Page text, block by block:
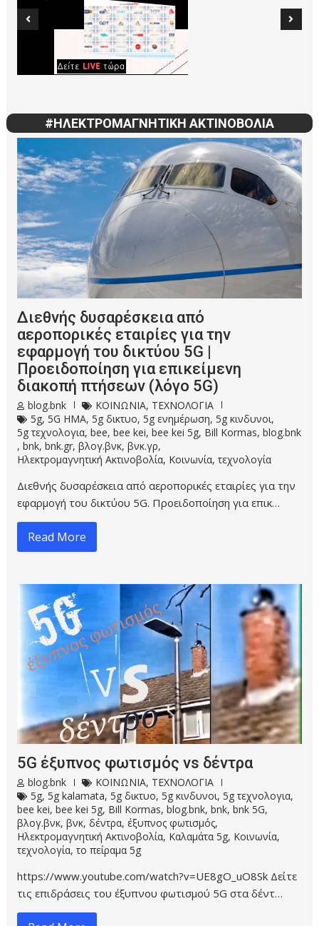
#ΗΛΕΚΤΡΟΜΑΓΝΗΤΙΚΗ ΑΚΤΙΝΟΒΟΛΙΑ
Διεθνής δυσαρέσκεια από
αεροπορικές εταιρίες για την
εφαρμογή του δικτύου 5G |
Προειδοποίηση για επικείμενη
διακοπή πτήσεων (λόγο 5G)
blog.bnk ΚΟΙΝΩΝΙΑ, ΤΕΧΝΟΛΟΓΙΑ
5g,5G HMA,5g δικτυο,5g ενημέρωση,5g κινδυνοι,
5g τεχνολογια,bee,bee kei,bee kei 5g, Bill Kormas,blog.bnk
,bnk,bnk.gr,βλογ.βνκ,βνκ.γρ,
Ηλεκτρομαγνητική Ακτινοβολία, Κοινωνία,τεχνολογία
Διεθνής δυσαρέσκεια από αεροπορικές εταιρίες για την
εφαρμογή του δικτύου 5G. Προειδοποίηση για επικ…
Read More
5G έξυπνος φωτισμός vs δέντρα
blog.bnk ΚΟΙΝΩΝΙΑ, ΤΕΧΝΟΛΟΓΙΑ
5g,5g kalamata,5g δικτυο,5g κινδυνοι,5g τεχνολογια,
bee kei,bee kei 5g, Bill Kormas,blog.bnk,bnk,bnk 5G,
βλογ.βνκ,βνκ,δέντρα,έξυπνος φωτισμός,
Ηλεκτρομαγνητική Ακτινοβολία, Καλαμάτα 5g, Κοινωνία,
τεχνολογία,το πείραμα 5g
https://www.youtube.com/watch?v=UE8gO_uO8Sk Δείτε
τις επιδράσεις του έξυπνου φωτισμού 5G στα δέντ…